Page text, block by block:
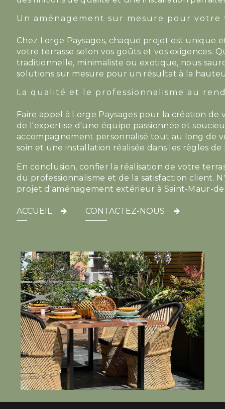
Un aménagement sur mesure pour votre
Chez Lorge Paysages, chaque projet est
votre terrasse selon vos goûts et vos exigences.
traditionnelle, minimaliste ou exotique, nous
solutions sur mesure pour un résultat à la
La qualité et le professionnalisme au
Faire appel à Lorge Paysages pour la création
de l'expertise d'une équipe passionnée et
accompagnement personnalisé tout au long de
soin et une installation réalisée dans les règles de
En conclusion, confier la réalisation de votre
du professionnalisme et de la satisfaction client.
projet d'aménagement extérieur à Saint-Maur-
ACCUEIL CONTACTEZ-NOUS